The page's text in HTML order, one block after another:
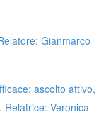
Gianmarco
ascolto attivo,
Veronica